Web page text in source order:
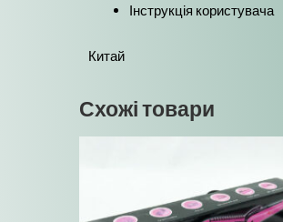
Інструкція користувача
Китай
Схожі товари